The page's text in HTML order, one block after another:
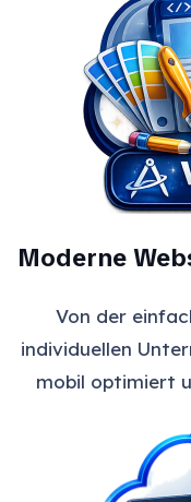
Moderne
Von der
individuellen
mobil optimiert